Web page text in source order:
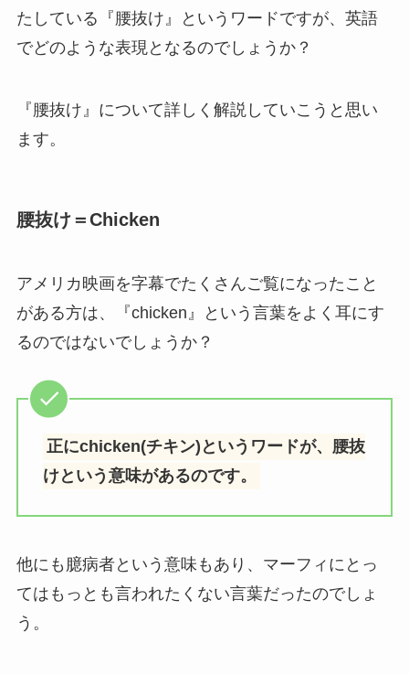
たしている『腰抜け』というワードですが、英語
でどのような表現となるのでしょうか？
『腰抜け』について詳しく解説していこうと思い
ます。
腰抜け＝Chicken
アメリカ映画を字幕でたくさんご覧になったこと
がある方は、『chicken』という言葉をよく耳にす
るのではないでしょうか？
正にchicken(チキン)というワードが、腰抜
けという意味があるのです。
他にも臆病者という意味もあり、マーフィにとっ
てはもっとも言われたくない言葉だったのでしょ
う。